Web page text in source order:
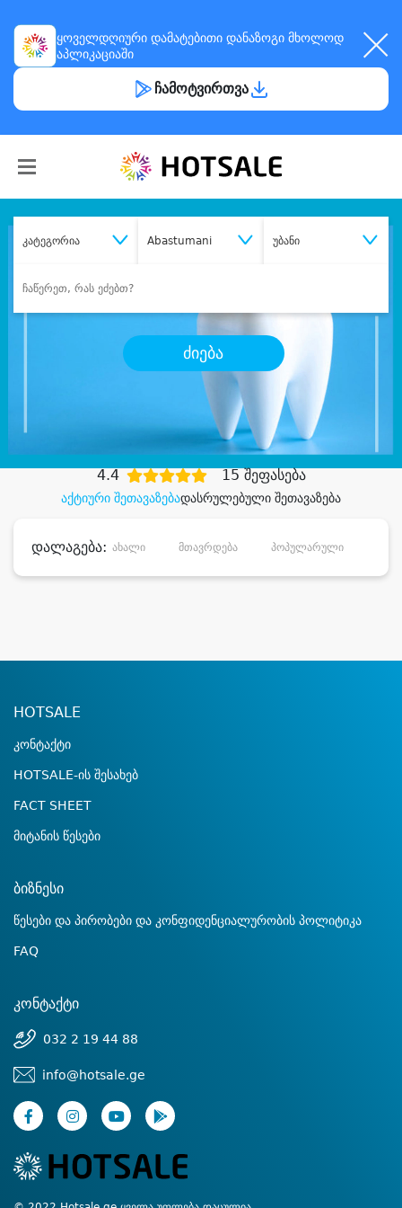
ყოველდღიური დამატებითი დანაზოგი მხოლოდ
აპლიკაციაში
ჩამოტვირთვა
კატეგორია Abastumani უბანი
ძიება
სასურველი მომსახურება
დიდი დანაზოგით
აქტიური შეთავაზებადასრულებული შეთავაზება
4.4 15 შეფასება
დალაგება: ახალი მთავრდება პოპულარული
HOTSALE
კონტაქტი
HOTSALE-ის შესახებ
FACT SHEET
მიტანის წესები
ბიზნესი
წესები და პირობები და კონფიდენციალურობის პოლიტიკა
FAQ
კონტაქტი
032 2 19 44 88
info@hotsale.ge